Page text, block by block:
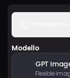
Modello
GPT
Flexible